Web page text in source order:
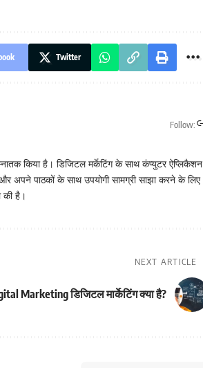
Twitter
Follow:
किया है। डिजिटल मर्केटिंग के साथ कंप्युटर ऐप्लिकैशन
अपने पाठकों के साथ उपयोगी सामग्री साझा करने के लिए
की है।
NEXT ARTICLE
Marketing डिजिटल मार्केटिंग क्या है?